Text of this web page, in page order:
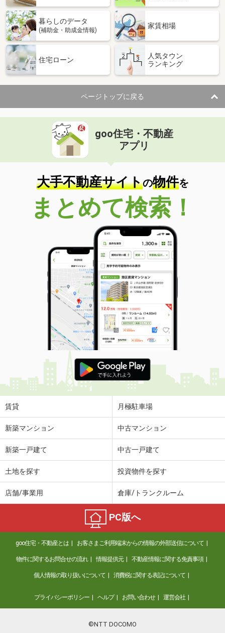
暮らしのデータ
(補助金・助成金情報)
家賃相場
住宅ローン
人気タウン
ランキング
ページトップに戻る
goo住宅・不動産
アプリ
大手不動産サイトの物件を
まとめて検索！
賃貸 月極駐車場
新築マンション 中古マンション
新築一戸建て 中古一戸建て
土地を探す 投資物件を探す
店舗/事業用 倉庫/トランクルーム
PC版へ
goo住宅・不動産とは お客さまご利用端末からの情報の外部送信について
物件に関するお問合せの流れ 情報提供元 不動産情報に関する免責事項
個人情報の取り扱いについて 消費税に関する表記について
プライバシーポリシー ヘルプ お問い合わせ 運営会社
©NTT DOCOMO